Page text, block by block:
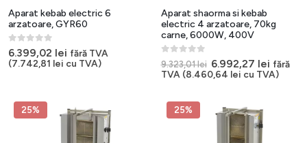
Aparat kebab electric 6
arzatoare, GYR60
0out of 5
6.399,02 lei fără TVA
(7.742,81 lei cu TVA)
Aparat shaorma si kebab
electric 4 arzatoare, 70kg
carne, 6000W, 400V
0out of 5
9.323,01lei Prețul
inițial
a
9.323,01 lei.
6.992,27 lei Prețul
curent
fără
TVA (8.460,64 lei cu TVA)
25% 25%